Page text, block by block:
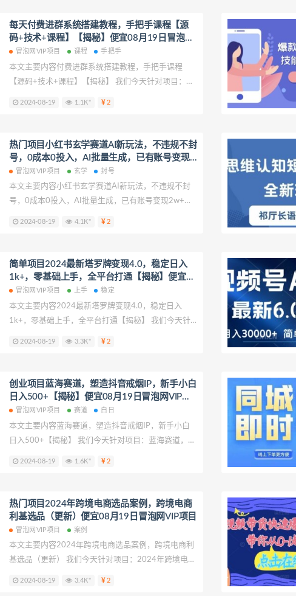
每天付费进群系统搭建教程，手把手课程【源
码+技术+课程】【揭秘】便宜08月19日冒泡网
VIP项目
冒泡网VIP项目 课程 手把手
本文主要内容付费进群系统搭建教程，手把手课程
【源码+技术+课程】【揭秘】 我们今天针对项目：付
程，手把手课程【源码+技术+课程】【揭秘】
2024-08-19 1.1K" 2
热门项目小红书玄学赛道AI新玩法，不违规不封
号，0成本0投入，AI批量生成，已有账号变现
2w+【揭秘】便宜08月19日冒泡网VIP项目
冒泡网VIP项目 玄学 封号
本文主要内容小红书玄学赛道AI新玩法，不违规不封
号，0成本0投入，AI批量生成，已有账号变现2w+
业者提供创业项目课程帮助少走弯路。 小红书玄学赛
道AI新玩法，不违规不封号，0成本0投入，AI批量生
成，已有账号变现2w+【揭秘】
2024-08-19 4.1K" 2
简单项目2024最新塔罗牌变现4.0，稳定日入
1k+，零基础上手，全平台打通【揭秘】便宜08
月19日冒泡网VIP项目
冒泡网VIP项目 上手 稳定
本文主要内容2024最新塔罗牌变现4.0，稳定日入
1k+，零基础上手，全平台打通【揭秘】 我们今天针
最新塔罗牌变现4.0，稳定日入1k+，零基础上手，全
平台打通【揭秘】
2024-08-19 3.3K" 2
创业项目蓝海赛道，塑造抖音戒烟IP，新手小白
日入500+【揭秘】便宜08月19日冒泡网VIP项
目冒泡网VIP项目 赛道 白日
本文主要内容蓝海赛道，塑造抖音戒烟IP，新手小白
日入500+【揭秘】 我们今天针对项目：蓝海赛道，塑
500+【揭秘】
2024-08-19 1.6K" 2
热门项目2024年跨境电商选品案例，跨境电商
利基选品（更新）便宜08月19日冒泡网VIP项目
冒泡网VIP项目 案例
本文主要内容2024年跨境电商选品案例，跨境电商利
基选品（更新） 我们今天针对项目：2024年跨境电商
2024-08-19 3.4K" 2